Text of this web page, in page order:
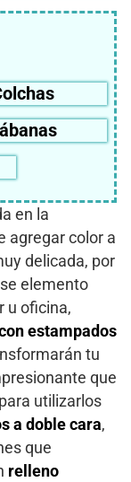
en la
agregar color a
delicada, por
elemento
u oficina,
estampados
tu
que
utilizarlos
a doble cara,
que
relleno